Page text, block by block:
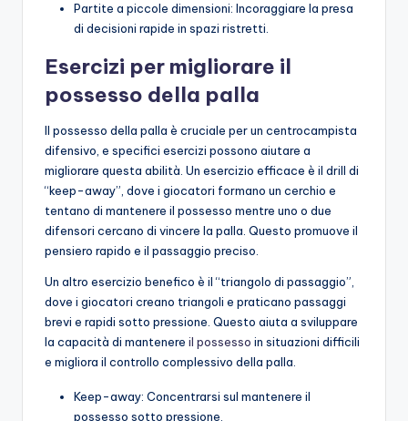
Partite a piccole dimensioni: Incoraggiare la presa
di decisioni rapide in spazi ristretti.
Esercizi per migliorare il
possesso della palla
Il possesso della palla è cruciale per un centrocampista
difensivo, e specifici esercizi possono aiutare a
migliorare questa abilità. Un esercizio efficace è il drill di
“keep-away”, dove i giocatori formano un cerchio e
tentano di mantenere il possesso mentre uno o due
difensori cercano di vincere la palla. Questo promuove il
pensiero rapido e il passaggio preciso.
Un altro esercizio benefico è il “triangolo di passaggio”,
dove i giocatori creano triangoli e praticano passaggi
brevi e rapidi sotto pressione. Questo aiuta a sviluppare
la capacità di mantenere il possesso in situazioni difficili
e migliora il controllo complessivo della palla.
Keep-away: Concentrarsi sul mantenere il
possesso sotto pressione.